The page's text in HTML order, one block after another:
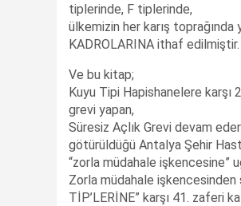
tiplerinde, F tiplerinde,
ülkemizin her karış toprağında
KADROLARINA ithaf edilmiştir.
Ve bu kitap;
Kuyu Tipi Hapishanelere karşı
grevi yapan,
Süresiz Açlık Grevi devam
götürüldüğü Antalya Şehir
“zorla müdahale işkencesine”
Zorla müdahale işkencesinden
TİP’LERİNE” karşı 41. zaferi